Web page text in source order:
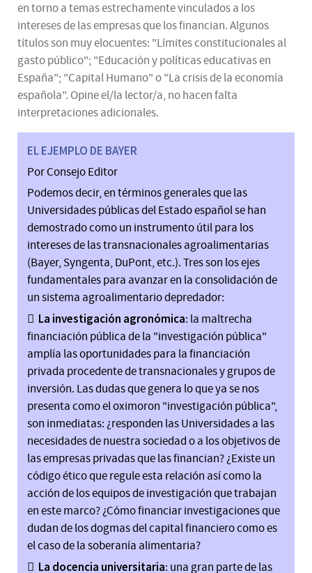
en torno a temas estrechamente vinculados a los
intereses de las empresas que los financian. Algunos
títulos son muy elocuentes: "Límites constitucionales al
gasto público"; "Educación y políticas educativas en
España"; "Capital Humano" o "La crisis de la economía
española". Opine el/la lector/a, no hacen falta
interpretaciones adicionales.
EL EJEMPLO DE BAYER
Por Consejo Editor
Podemos decir, en términos generales que las
Universidades públicas del Estado español se han
demostrado como un instrumento útil para los
intereses de las transnacionales agroalimentarias
(Bayer, Syngenta, DuPont, etc.). Tres son los ejes
fundamentales para avanzar en la consolidación de
un sistema agroalimentario depredador:
La investigación agronómica: la maltrecha
financiación pública de la "investigación pública"
amplía las oportunidades para la financiación
privada procedente de transnacionales y grupos de
inversión. Las dudas que genera lo que ya se nos
presenta como el oximoron "investigación pública",
son inmediatas: ¿responden las Universidades a las
necesidades de nuestra sociedad o a los objetivos de
las empresas privadas que las financian? ¿Existe un
código ético que regule esta relación así como la
acción de los equipos de investigación que trabajan
en este marco? ¿Cómo financiar investigaciones que
dudan de los dogmas del capital financiero como es
el caso de la soberanía alimentaria?
La docencia universitaria: una gran parte de las